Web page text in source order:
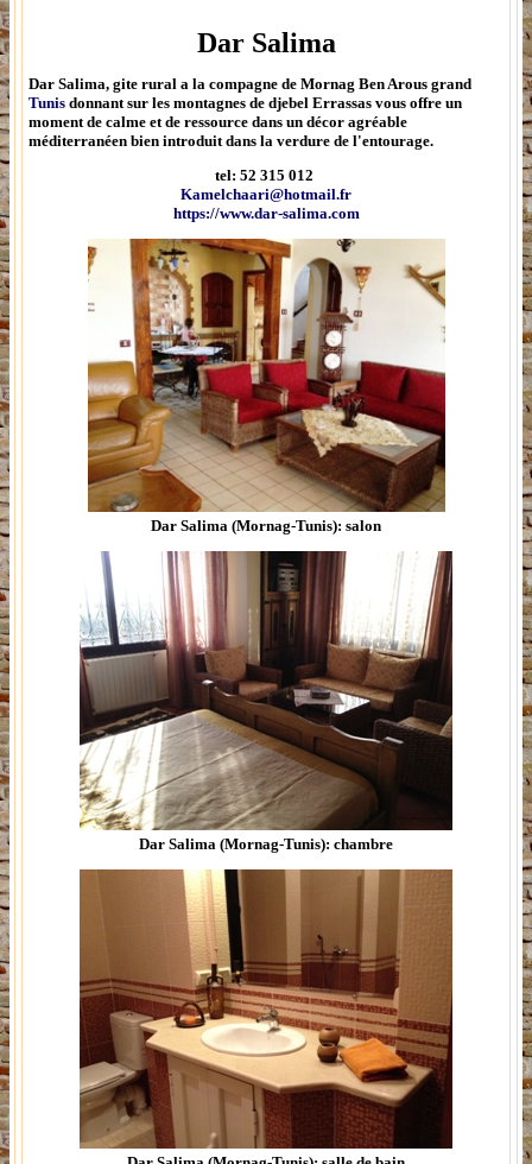
Dar Salima
Dar Salima, gite rural a la compagne de Mornag Ben Arous grand
Tunis donnant sur les montagnes de djebel Errassas vous offre un
moment de calme et de ressource dans un décor agréable
méditerranéen bien introduit dans la verdure de l'entourage.
tel: 52 315 012
Kamelchaari@hotmail.fr
https://www.dar-salima.com
Dar Salima (Mornag-Tunis): salon
Dar Salima (Mornag-Tunis): chambre